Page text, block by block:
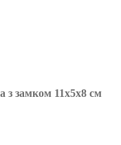
з замком 11х5х8 см